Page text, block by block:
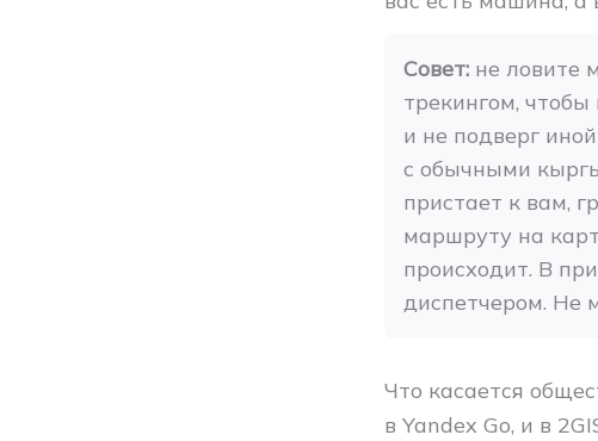
Совет: не ловите
трекингом, чтобы
и не подверг
с обычными
пристает к вам,
маршруту на
происходит. В
диспетчером. Не
Что касается
в Yandex Go, и в